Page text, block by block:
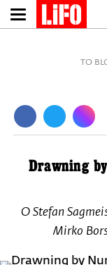
Παράκαμψη
προς
TO
Drawning
Ο Stefan
Mirko